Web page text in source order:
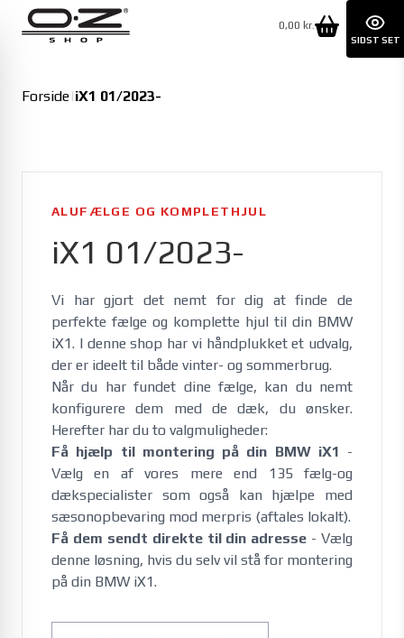
0,00 kr.
Forside|iX1 01/2023-
ALUFÆLGE OG KOMPLETHJUL
iX1 01/2023-
Vi har gjort det nemt for dig at finde de
perfekte fælge og komplette hjul til din BMW
iX1. I denne shop har vi håndplukket et udvalg,
der er ideelt til både vinter- og sommerbrug.
Når du har fundet dine fælge, kan du nemt
konfigurere dem med de dæk, du ønsker.
Herefter har du to valgmuligheder:
Få hjælp til montering på din BMW iX1 -
Vælg en af vores mere end 135 fælg-og
dækspecialister som også kan hjælpe med
sæsonopbevaring mod merpris (aftales lokalt).
Få dem sendt direkte til din adresse - Vælg
denne løsning, hvis du selv vil stå for montering
på din BMW iX1.
SIDST SET